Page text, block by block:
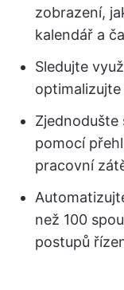
zobrazení,
kalendář a
Sledujte
pomocí
pracovní
než 100
postupů